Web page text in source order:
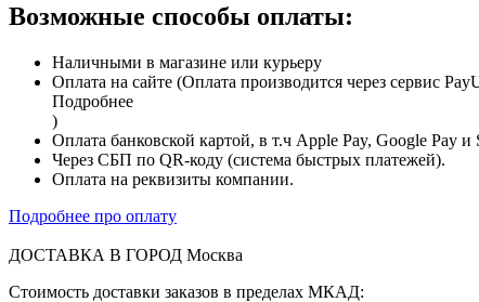
Возможные способы оплаты:
Наличными в магазине или курьеру
Оплата на сайте (Оплата производится через сервис
Подробнее
)
Оплата банковской картой, в т.ч Apple Pay, Google Pay и
Через СБП по QR-коду (система быстрых платежей).
Оплата на реквизиты компании.
Подробнее про оплату
ДОСТАВКА В ГОРОД Москва
Стоимость доставки заказов в пределах МКАД: